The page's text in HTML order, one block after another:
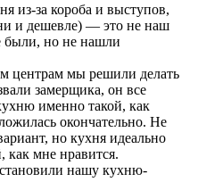
из-за короба и выступов,
и дешевле) — это не наш
были, но не нашли
центрам мы решили делать
замерщика, он все
именно такой, как
окончательно. Не
но кухня идеально
как мне нравится.
нашу кухню-